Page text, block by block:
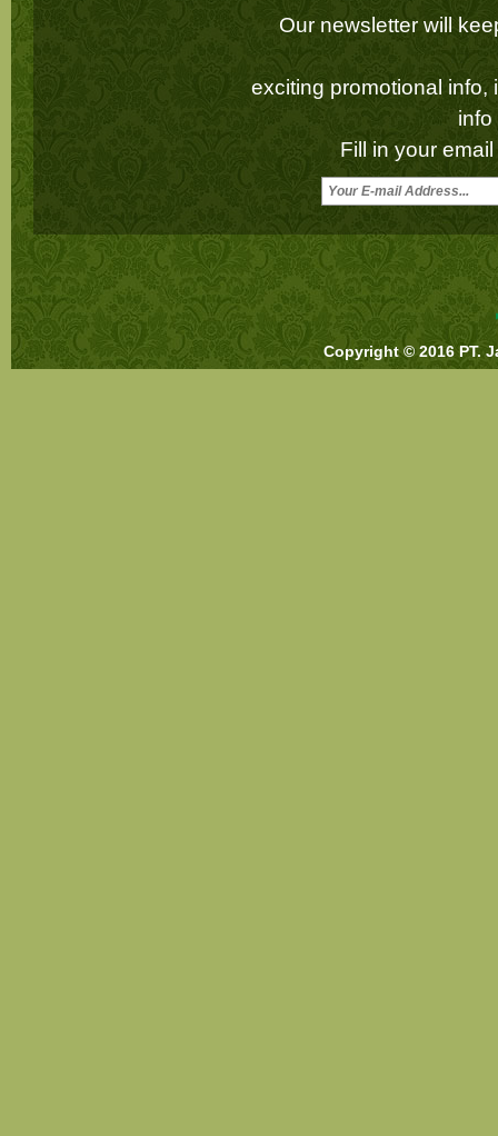
Our newsletter will
exciting promotional info,
info
Fill in your
Copyright © 2016 PT.